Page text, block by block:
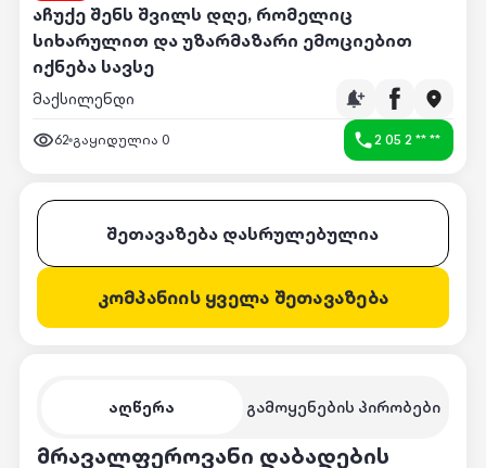
აჩუქე შენს შვილს დღე, რომელიც
სიხარულით და უზარმაზარი ემოციებით
იქნება სავსე
მაქსილენდი
62 გაყიდულია 0 2 05 2 ** **
აღწერა გამოყენების პირობები
მრავალფეროვანი დაბადების
შეთავაზება დასრულებულია
კომპანიის ყველა შეთავაზება